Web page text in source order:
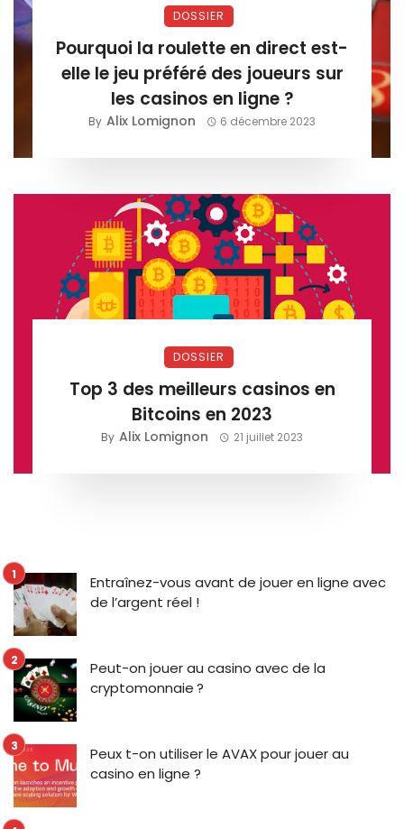
DOSSIER
Pourquoi la roulette en direct est-
elle le jeu préféré des joueurs sur
les casinos en ligne ?
By Alix Lomignon 6 décembre 2023
DOSSIER
Top 3 des meilleurs casinos en
Bitcoins en 2023
By Alix Lomignon 21 juillet 2023
Entraînez-vous avant de jouer en ligne avec
de l’argent réel !
Peut-on jouer au casino avec de la
cryptomonnaie ?
Peux t-on utiliser le AVAX pour jouer au
casino en ligne ?